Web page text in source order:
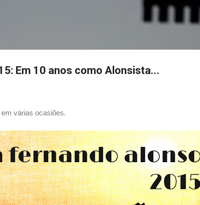
Em 10 anos como Alonsista...
várias ocasiões.